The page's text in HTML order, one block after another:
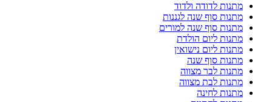
מתנות לדודה ולדוד
מתנות סוף שנה לגננות
מתנות סוף שנה למורים
מתנות ליום הולדת
מתנות ליום נישואין
מתנות סוף שנה
מתנות לבר מצווה
מתנות לבת מצווה
מתנות לחינה